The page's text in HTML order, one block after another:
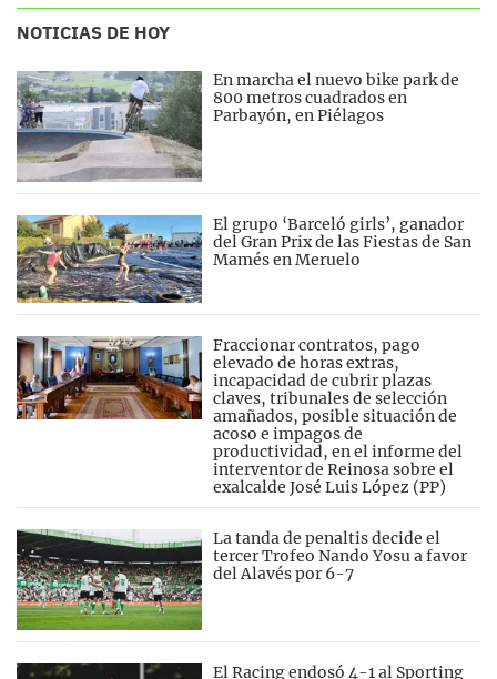
NOTICIAS DE HOY
En marcha el nuevo bike park de
800 metros cuadrados en
Parbayón, en Piélagos
El grupo ‘Barceló girls’, ganador
del Gran Prix de las Fiestas de San
Mamés en Meruelo
Fraccionar contratos, pago
elevado de horas extras,
incapacidad de cubrir plazas
claves, tribunales de selección
amañados, posible situación de
acoso e impagos de
productividad, en el informe del
interventor de Reinosa sobre el
exalcalde José Luis López (PP)
La tanda de penaltis decide el
tercer Trofeo Nando Yosu a favor
del Alavés por 6-7
El Racing endosó 4-1 al Sporting